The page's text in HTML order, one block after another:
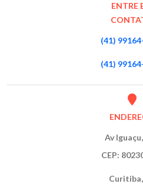
ENTRE
(41)
(41)
Av
CEP:
Curitiba,